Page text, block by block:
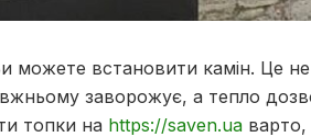
можете встановити камін. Це
заворожує, а тепло
топки на https://saven.ua варто,